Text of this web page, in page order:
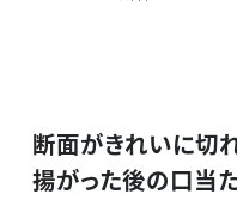
断面がきれいに切
揚がった後の口当